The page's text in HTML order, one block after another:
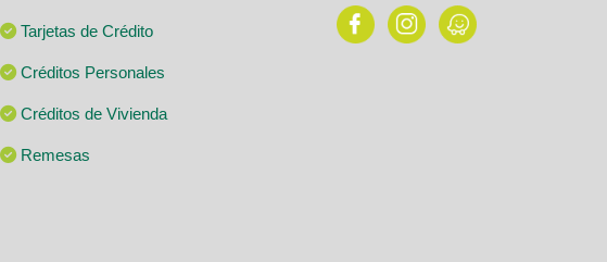
Tarjetas de Crédito
Créditos Personales
Créditos de Vivienda
Remesas